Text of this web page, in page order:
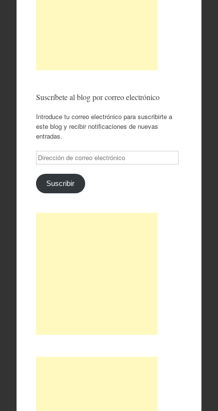
Suscríbete al blog por correo electrónico
Introduce tu correo electrónico para suscribirte a
este blog y recibir notificaciones de nuevas
entradas.
Dirección
de
correo
electrónico
Suscribir